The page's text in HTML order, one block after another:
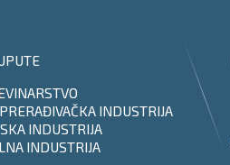
INDUSTRIJA
INDUSTRIJA
INDUSTRIJA